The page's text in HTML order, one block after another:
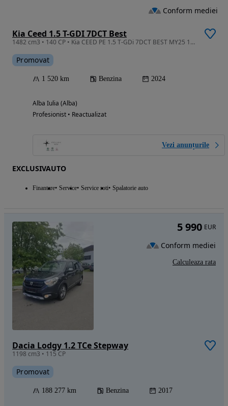
Kia Ceed 1.5 T-GDI 7DCT Best
1482 cm3 • 140 CP • Kia CEED PE 1.5 T-GDi 7DCT BEST MY25 140 CP New Infra Red
Promovat
1 520 km Benzina 2024
Alba Iulia (Alba)
Profesionist • Reactualizat
Vezi anunțurile
EXCLUSIVAUTO
Finantare Service Service roti Spalatorie auto
Conform mediei
Dacia Lodgy 1.2 TCe Stepway
1198 cm3 • 115 CP
Promovat
188 277 km Benzina 2017
5 990 EUR
Conform mediei
Calculeaza rata